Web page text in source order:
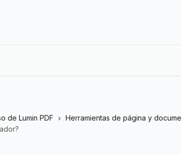
de Lumin PDF
Herramientas de página y